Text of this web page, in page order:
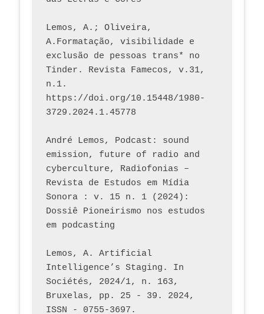
Lemos, A.; Oliveira,
A.Formatação, visibilidade e
exclusão de pessoas trans* no
Tinder. Revista Famecos, v.31,
n.1.
https://doi.org/10.15448/1980-
3729.2024.1.45778
André Lemos, Podcast: sound
emission, future of radio and
cyberculture, Radiofonias –
Revista de Estudos em Mídia
Sonora : v. 15 n. 1 (2024):
Dossiê Pioneirismo nos estudos
em podcasting
Lemos, A. Artificial
Intelligence’s Staging. In
Sociétés, 2024/1, n. 163,
Bruxelas, pp. 25 - 39. 2024,
ISSN - 0755-3697.